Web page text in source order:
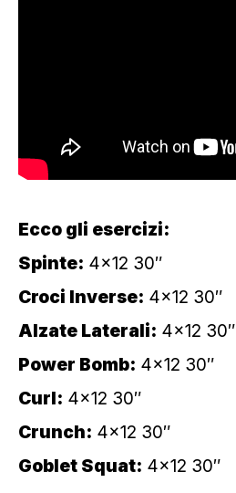
Ecco gli esercizi:
Spinte: 4×12 30″
Croci Inverse: 4×12 30″
Alzate Laterali: 4×12 30″
Power Bomb: 4×12 30″
Curl: 4×12 30″
Crunch: 4×12 30″
Goblet Squat: 4×12 30″